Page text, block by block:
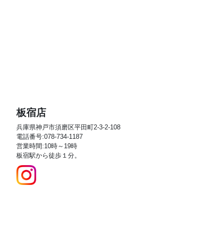
板宿店
兵庫県神戸市須磨区平田町2-3-2-108
電話番号:078-734-1187
営業時間:10時～19時
板宿駅から徒歩１分。